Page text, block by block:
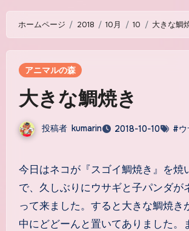
ス
ホームページ 2018 10月 10 大きな鯛
アニマルの森
大きな鯛焼き
投稿者 kumarin 2018-10-10 #ウ
今日はネコが『スゴイ鯛焼き』を焼いたというの
で、久しぶりにウサギと子パンダが
って来ました。すると大きな鯛焼き
中にどどーんと置いてありました。